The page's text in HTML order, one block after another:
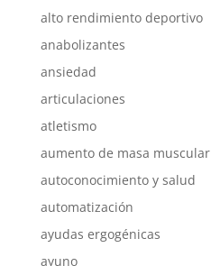
alto rendimiento deportivo
anabolizantes
ansiedad
articulaciones
atletismo
aumento de masa muscular
autoconocimiento y salud
automatización
ayudas ergogénicas
ayuno